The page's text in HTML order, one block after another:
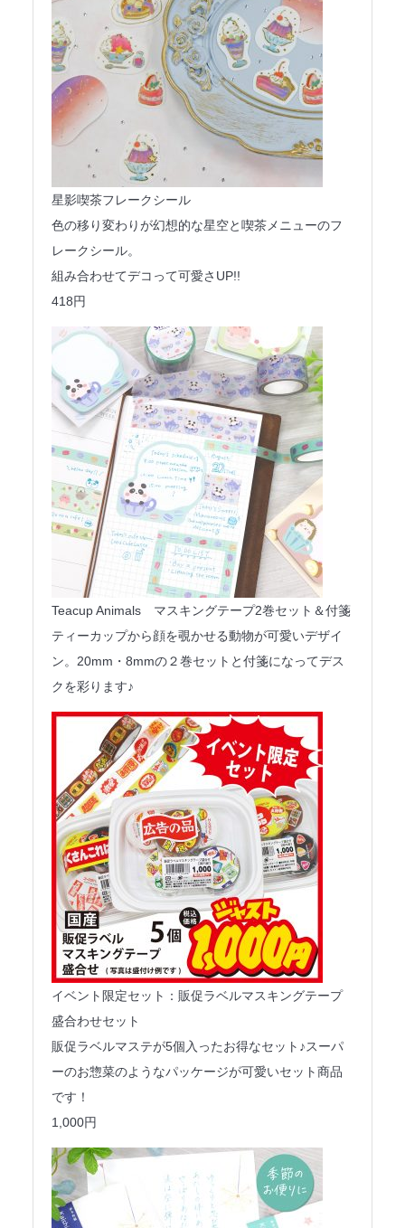
星影喫茶フレークシール
色の移り変わりが幻想的な星空と喫茶メニューのフ
レークシール。
組み合わせてデコって可愛さUP!!
418円
Teacup Animals マスキングテープ2巻セット＆付箋
ティーカップから顔を覗かせる動物が可愛いデザイ
ン。20mm・8mmの２巻セットと付箋になってデス
クを彩ります♪
イベント限定セット：販促ラベルマスキングテープ
盛合わせセット
販促ラベルマステが5個入ったお得なセット♪スーパ
ーのお惣菜のようなパッケージが可愛いセット商品
です！
1,000円